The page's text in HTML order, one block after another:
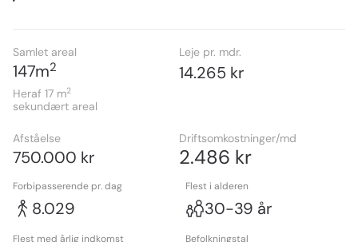
Samlet areal
147m2
Heraf 17 m2
sekundært areal
Leje pr. mdr.
14.265 kr
Afståelse
750.000 kr
Driftsomkostninger/md
2.486 kr
Forbipasserende pr. dag
8.029
Flest i alderen
30-39 år
Flest med årlig indkomst Befolkningstal